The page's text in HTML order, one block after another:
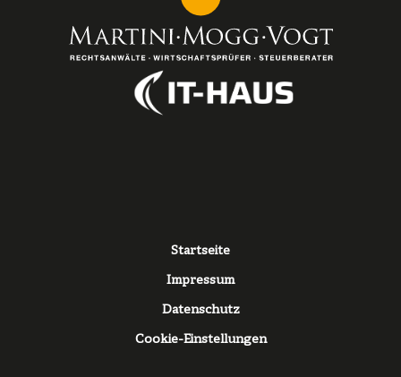
Fußzeile
Startseite
Impressum
Datenschutz
Cookie-Einstellungen